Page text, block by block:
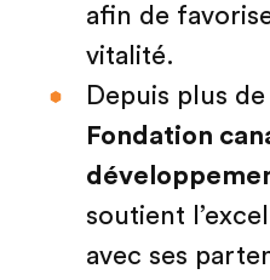
afin de
vitalité.
Depuis plus
Fondation
soutient
avec ses